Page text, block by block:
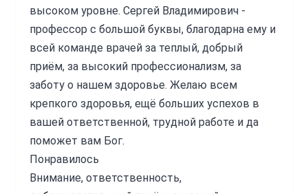
высоком уровне. Сергей Владимирович -
профессор с большой буквы, благодарна ему и
всей команде врачей за теплый, добрый
приём, за высокий профессионализм, за
заботу о нашем здоровье. Желаю всем
крепкого здоровья, ещё больших успехов в
вашей ответственной, трудной работе и да
поможет вам Бог.
Понравилось
Внимание, ответственность,